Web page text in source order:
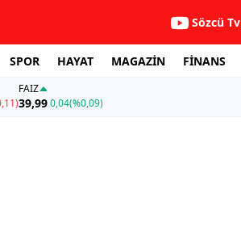
Sözcü Tv
SPOR HAYAT MAGAZİN FİNANS
FAİZ
39,990,04(%0,09)